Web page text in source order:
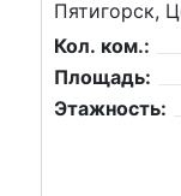
Пятигорск,
Кол. ком.:
Площадь:
Этажность: